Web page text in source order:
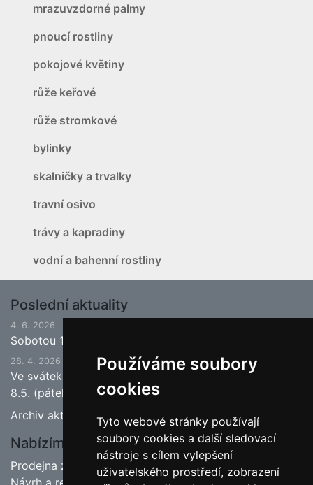
Používáme soubory
cookies
Tyto webové stránky používají
soubory cookies a další sledovací
nástroje s cílem vylepšení
uživatelského prostředí, zobrazení
mrazuvzdorné palmy
pnoucí rostliny
pokojové květiny
růže keřové
růže stromkové
bylinky
skalničky a trvalky
travní osivo
trávy a kapradiny
vodní a bahenní rostliny
Poslední aktuality
4. 6. 2026
Sobotou 13.6.2026 bude ukončena jarní sezona.
28. 4. 2026
Ve svátek 1.5. (pátek) bude naše prodejna zavřena a
8.5. (pátek) bude otevřeno.
Archiv aktualit
Nabízíme
Prodejna zahradnictví
Návrh a realizace zahrad